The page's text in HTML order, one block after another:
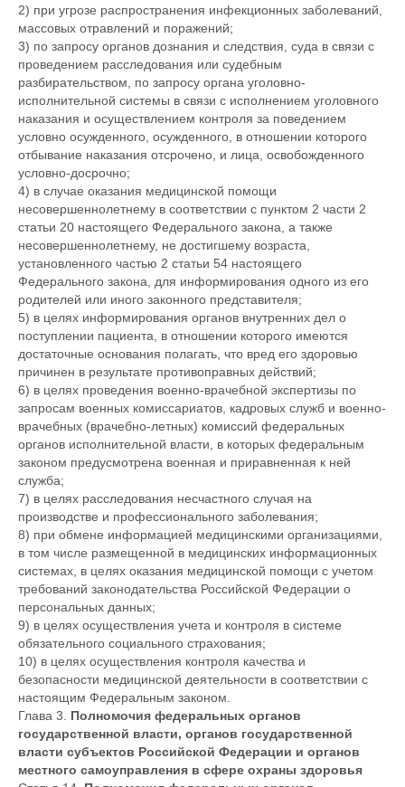
2) при угрозе распространения инфекционных заболеваний,
массовых отравлений и поражений;
3) по запросу органов дознания и следствия, суда в связи с
проведением расследования или судебным
разбирательством, по запросу органа уголовно-
исполнительной системы в связи с исполнением уголовного
наказания и осуществлением контроля за поведением
условно осужденного, осужденного, в отношении которого
отбывание наказания отсрочено, и лица, освобожденного
условно-досрочно;
4) в случае оказания медицинской помощи
несовершеннолетнему в соответствии с пунктом 2 части 2
статьи 20 настоящего Федерального закона, а также
несовершеннолетнему, не достигшему возраста,
установленного частью 2 статьи 54 настоящего
Федерального закона, для информирования одного из его
родителей или иного законного представителя;
5) в целях информирования органов внутренних дел о
поступлении пациента, в отношении которого имеются
достаточные основания полагать, что вред его здоровью
причинен в результате противоправных действий;
6) в целях проведения военно-врачебной экспертизы по
запросам военных комиссариатов, кадровых служб и военно-
врачебных (врачебно-летных) комиссий федеральных
органов исполнительной власти, в которых федеральным
законом предусмотрена военная и приравненная к ней
служба;
7) в целях расследования несчастного случая на
производстве и профессионального заболевания;
8) при обмене информацией медицинскими организациями,
в том числе размещенной в медицинских информационных
системах, в целях оказания медицинской помощи с учетом
требований законодательства Российской Федерации о
персональных данных;
9) в целях осуществления учета и контроля в системе
обязательного социального страхования;
10) в целях осуществления контроля качества и
безопасности медицинской деятельности в соответствии с
настоящим Федеральным законом.
Глава 3. Полномочия федеральных органов
государственной власти, органов государственной
власти субъектов Российской Федерации и органов
местного самоуправления в сфере охраны здоровья